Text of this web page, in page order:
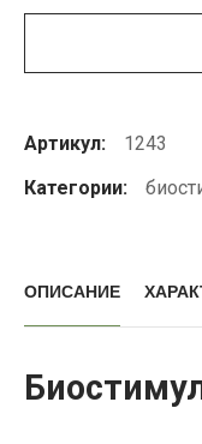
Артикул:
1243
Категории:
ОПИСАНИЕ